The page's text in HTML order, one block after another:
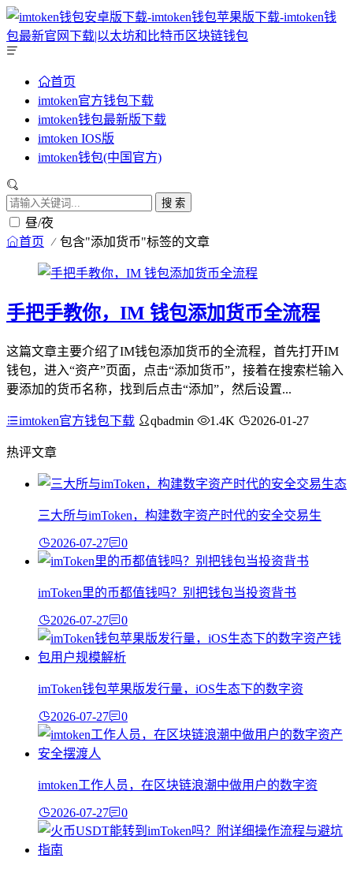
首页
imtoken官方钱包下载
imtoken钱包最新版下载
imtoken IOS版
imtoken钱包(中国官方)
搜 索
昼/夜
首页 包含"添加货币"标签的文章
手把手教你，IM 钱包添加货币全流程
这篇文章主要介绍了IM钱包添加货币的全流程，首先打开IM
钱包，进入“资产”页面，点击“添加货币”，接着在搜索栏输入
要添加的货币名称，找到后点击“添加”，然后设置...
imtoken官方钱包下载 qbadmin 1.4K 2026-01-27
热评文章
三大所与imToken，构建数字资产时代的安全交易生
2026-07-27 0
imToken里的币都值钱吗？别把钱包当投资背书
2026-07-27 0
imToken钱包苹果版发行量，iOS生态下的数字资
2026-07-27 0
imtoken工作人员，在区块链浪潮中做用户的数字资
2026-07-27 0